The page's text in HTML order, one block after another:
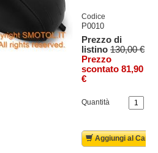
Codice
P0010
Prezzo di
listino 130,00 €
Prezzo
scontato 81,90
€
Quantità
Aggiungi al